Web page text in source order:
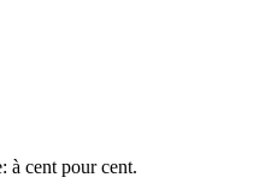
à cent pour cent.